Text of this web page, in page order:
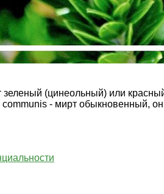
зеленый (цинеольный) или
communis - мирт обыкновенный,